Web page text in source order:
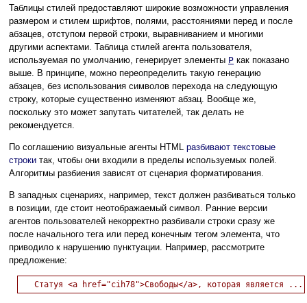
Таблицы стилей предоставляют широкие возможности управления
размером и стилем шрифтов, полями, расстояниями перед и после
абзацев, отступом первой строки, выравниванием и многими
другими аспектами. Таблица стилей агента пользователя,
используемая по умолчанию, генерирует элементы P как показано
выше. В принципе, можно переопределить такую генерацию
абзацев, без использования символов перехода на следующую
строку, которые существенно изменяют абзац. Вообще же,
поскольку это может запутать читателей, так делать не
рекомендуется.
По соглашению визуальные агенты HTML разбивают текстовые
строки так, чтобы они входили в пределы используемых полей.
Алгоритмы разбиения зависят от сценария форматирования.
В западных сценариях, например, текст должен разбиваться только
в позиции, где стоит неотображаемый символ. Ранние версии
агентов пользователей некорректно разбивали строки сразу же
после начального тега или перед конечным тегом элемента, что
приводило к нарушению пунктуации. Например, рассмотрите
предложение: